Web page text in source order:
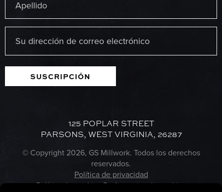
Última
electrónico(Obligatorio)
SUSCRIPCIÓN
125 POPLAR STREET
PARSONS, WEST VIRGINIA, 26287
© Copyright 2026, GS Millwork. Todos los derechos
reservados.
Política de privacidad
Política de cookies Preferencias de cookies